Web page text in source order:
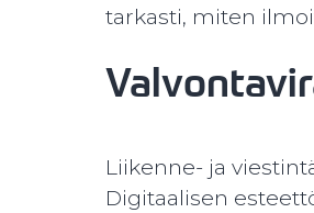
tarkasti, miten
Liikenne- ja
Digitaalisen